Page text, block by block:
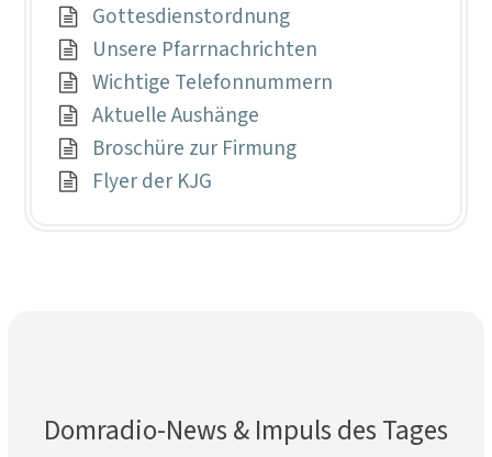
Gottesdienstordnung
Unsere Pfarrnachrichten
Wichtige Telefonnummern
Aktuelle Aushänge
Broschüre zur Firmung
Flyer der KJG
Domradio-News & Impuls des Tages